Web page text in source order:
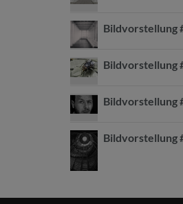
Bildvorstellung
Bildvorstellung
Bildvorstellung
Bildvorstellung